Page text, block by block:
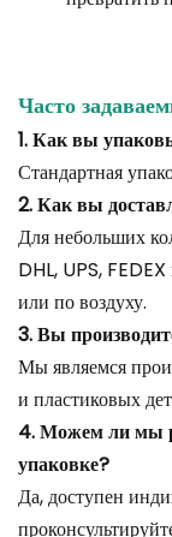
Часто
1. Как вы
Стандартная
2. Как вы
Для небольших
DHL, UPS,
или по воздуху.
3. Вы
Мы являемся
и пластиковых
4. Можем ли мы
упаковке?
Да, доступен